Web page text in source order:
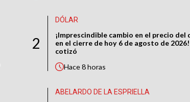
2
DÓLAR
¡Imprescindible cambio en el precio del
en el cierre de hoy 6 de agosto de
cotizó
Hace8 horas
ABELARDO DE LA ESPRIELLA